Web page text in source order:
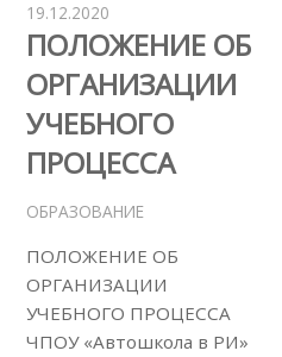
19.12.2020
ПОЛОЖЕНИЕ ОБ
ОРГАНИЗАЦИИ
УЧЕБНОГО
ПРОЦЕССА
ОБРАЗОВАНИЕ
ПОЛОЖЕНИЕ ОБ
ОРГАНИЗАЦИИ
УЧЕБНОГО ПРОЦЕССА
ЧПОУ «Автошкола в РИ»